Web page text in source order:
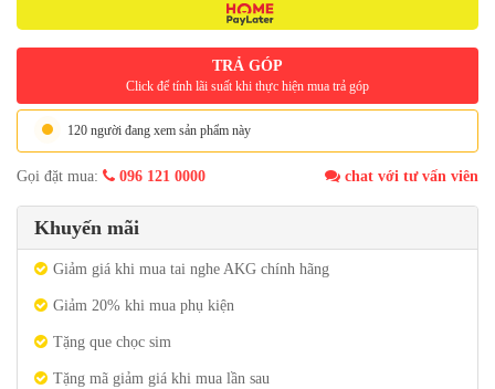
TRẢ GÓP
Click để tính lãi suất khi thực hiện mua trả góp
120 người đang xem sản phẩm này
Gọi đặt mua: 096 121 0000 chat với tư vấn viên
Khuyến mãi
Giảm giá khi mua tai nghe AKG chính hãng
Giảm 20% khi mua phụ kiện
Tặng que chọc sim
Tặng mã giảm giá khi mua lần sau